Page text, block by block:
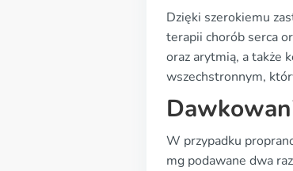
Dzięki szerokiemu
terapii chorób serca
oraz arytmią, a także
wszechstronnym,
W przypadku
mg podawane dwa